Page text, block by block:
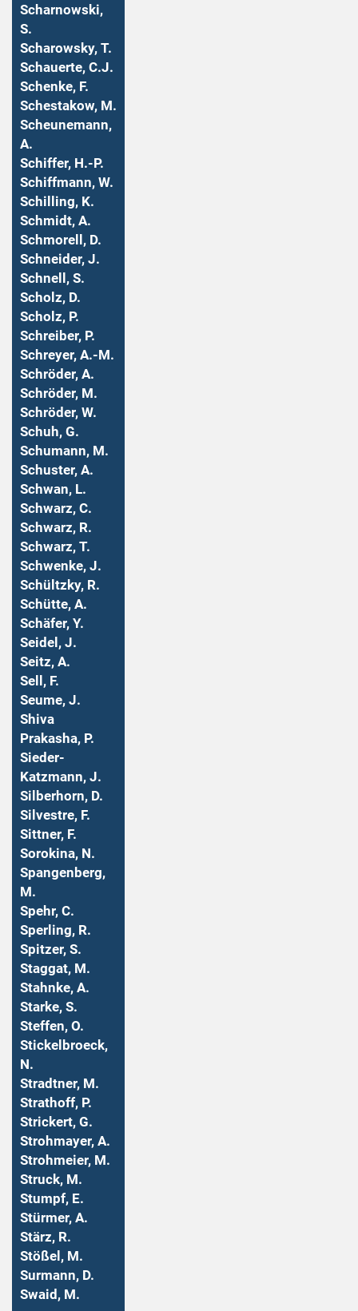
Scharnowski,
S.
Scharowsky, T.
Schauerte, C.J.
Schenke, F.
Schestakow, M.
Scheunemann,
A.
Schiffer, H.-P.
Schiffmann, W.
Schilling, K.
Schmidt, A.
Schmorell, D.
Schneider, J.
Schnell, S.
Scholz, D.
Scholz, P.
Schreiber, P.
Schreyer, A.-M.
Schröder, A.
Schröder, M.
Schröder, W.
Schuh, G.
Schumann, M.
Schuster, A.
Schwan, L.
Schwarz, C.
Schwarz, R.
Schwarz, T.
Schwenke, J.
Schültzky, R.
Schütte, A.
Schäfer, Y.
Seidel, J.
Seitz, A.
Sell, F.
Seume, J.
Shiva
Prakasha, P.
Sieder-
Katzmann, J.
Silberhorn, D.
Silvestre, F.
Sittner, F.
Sorokina, N.
Spangenberg,
M.
Spehr, C.
Sperling, R.
Spitzer, S.
Staggat, M.
Stahnke, A.
Starke, S.
Steffen, O.
Stickelbroeck,
N.
Stradtner, M.
Strathoff, P.
Strickert, G.
Strohmayer, A.
Strohmeier, M.
Struck, M.
Stumpf, E.
Stürmer, A.
Stärz, R.
Stößel, M.
Surmann, D.
Swaid, M.